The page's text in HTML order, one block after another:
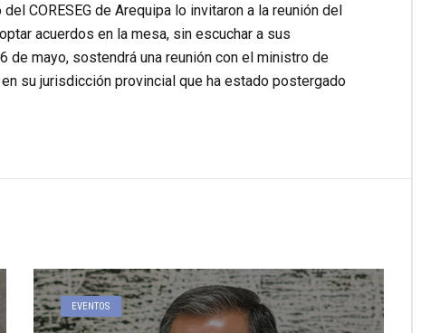
CORESEG de Arequipa lo invitaron a la reunión del
acuerdos en la mesa, sin escuchar a sus
de mayo, sostendrá una reunión con el ministro de
su jurisdicción provincial que ha estado postergado
EVENTOS